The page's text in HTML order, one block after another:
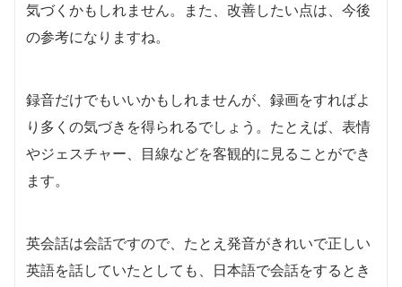
気づくかもしれません。また、改善したい点は、今後
の参考になりますね。
録音だけでもいいかもしれませんが、録画をすればよ
り多くの気づきを得られるでしょう。たとえば、表情
やジェスチャー、目線などを客観的に見ることができ
ます。
英会話は会話ですので、たとえ発音がきれいで正しい
英語を話していたとしても、日本語で会話をするとき